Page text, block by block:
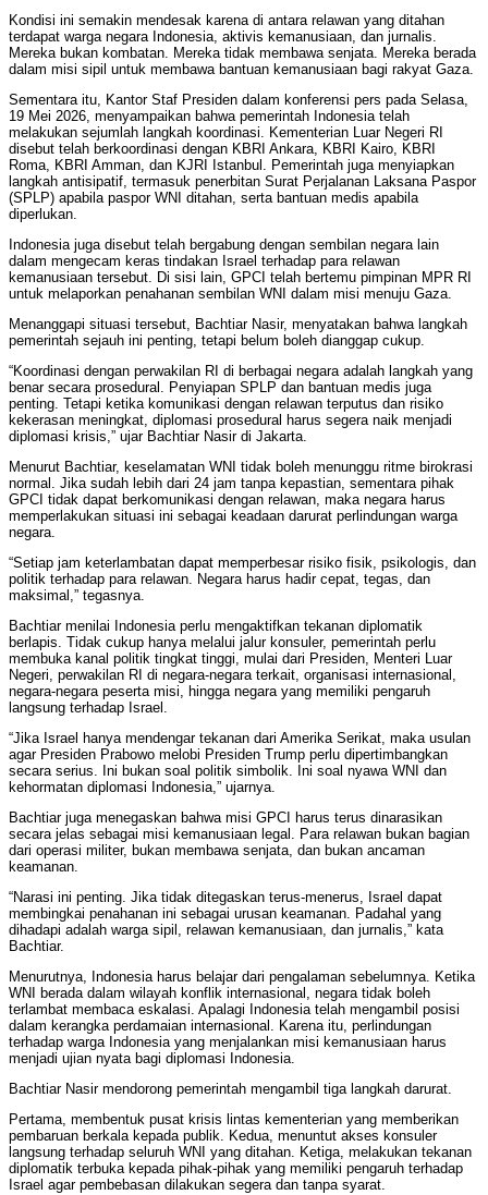
Kondisi ini semakin mendesak karena di antara relawan yang ditahan
terdapat warga negara Indonesia, aktivis kemanusiaan, dan jurnalis.
Mereka bukan kombatan. Mereka tidak membawa senjata. Mereka berada
dalam misi sipil untuk membawa bantuan kemanusiaan bagi rakyat Gaza.
Sementara itu, Kantor Staf Presiden dalam konferensi pers pada Selasa,
19 Mei 2026, menyampaikan bahwa pemerintah Indonesia telah
melakukan sejumlah langkah koordinasi. Kementerian Luar Negeri RI
disebut telah berkoordinasi dengan KBRI Ankara, KBRI Kairo, KBRI
Roma, KBRI Amman, dan KJRI Istanbul. Pemerintah juga menyiapkan
langkah antisipatif, termasuk penerbitan Surat Perjalanan Laksana Paspor
(SPLP) apabila paspor WNI ditahan, serta bantuan medis apabila
diperlukan.
Indonesia juga disebut telah bergabung dengan sembilan negara lain
dalam mengecam keras tindakan Israel terhadap para relawan
kemanusiaan tersebut. Di sisi lain, GPCI telah bertemu pimpinan MPR RI
untuk melaporkan penahanan sembilan WNI dalam misi menuju Gaza.
Menanggapi situasi tersebut, Bachtiar Nasir, menyatakan bahwa langkah
pemerintah sejauh ini penting, tetapi belum boleh dianggap cukup.
“Koordinasi dengan perwakilan RI di berbagai negara adalah langkah yang
benar secara prosedural. Penyiapan SPLP dan bantuan medis juga
penting. Tetapi ketika komunikasi dengan relawan terputus dan risiko
kekerasan meningkat, diplomasi prosedural harus segera naik menjadi
diplomasi krisis,” ujar Bachtiar Nasir di Jakarta.
Menurut Bachtiar, keselamatan WNI tidak boleh menunggu ritme birokrasi
normal. Jika sudah lebih dari 24 jam tanpa kepastian, sementara pihak
GPCI tidak dapat berkomunikasi dengan relawan, maka negara harus
memperlakukan situasi ini sebagai keadaan darurat perlindungan warga
negara.
“Setiap jam keterlambatan dapat memperbesar risiko fisik, psikologis, dan
politik terhadap para relawan. Negara harus hadir cepat, tegas, dan
maksimal,” tegasnya.
Bachtiar menilai Indonesia perlu mengaktifkan tekanan diplomatik
berlapis. Tidak cukup hanya melalui jalur konsuler, pemerintah perlu
membuka kanal politik tingkat tinggi, mulai dari Presiden, Menteri Luar
Negeri, perwakilan RI di negara-negara terkait, organisasi internasional,
negara-negara peserta misi, hingga negara yang memiliki pengaruh
langsung terhadap Israel.
“Jika Israel hanya mendengar tekanan dari Amerika Serikat, maka usulan
agar Presiden Prabowo melobi Presiden Trump perlu dipertimbangkan
secara serius. Ini bukan soal politik simbolik. Ini soal nyawa WNI dan
kehormatan diplomasi Indonesia,” ujarnya.
Bachtiar juga menegaskan bahwa misi GPCI harus terus dinarasikan
secara jelas sebagai misi kemanusiaan legal. Para relawan bukan bagian
dari operasi militer, bukan membawa senjata, dan bukan ancaman
keamanan.
“Narasi ini penting. Jika tidak ditegaskan terus-menerus, Israel dapat
membingkai penahanan ini sebagai urusan keamanan. Padahal yang
dihadapi adalah warga sipil, relawan kemanusiaan, dan jurnalis,” kata
Bachtiar.
Menurutnya, Indonesia harus belajar dari pengalaman sebelumnya. Ketika
WNI berada dalam wilayah konflik internasional, negara tidak boleh
terlambat membaca eskalasi. Apalagi Indonesia telah mengambil posisi
dalam kerangka perdamaian internasional. Karena itu, perlindungan
terhadap warga Indonesia yang menjalankan misi kemanusiaan harus
menjadi ujian nyata bagi diplomasi Indonesia.
Bachtiar Nasir mendorong pemerintah mengambil tiga langkah darurat.
Pertama, membentuk pusat krisis lintas kementerian yang memberikan
pembaruan berkala kepada publik. Kedua, menuntut akses konsuler
langsung terhadap seluruh WNI yang ditahan. Ketiga, melakukan tekanan
diplomatik terbuka kepada pihak-pihak yang memiliki pengaruh terhadap
Israel agar pembebasan dilakukan segera dan tanpa syarat.